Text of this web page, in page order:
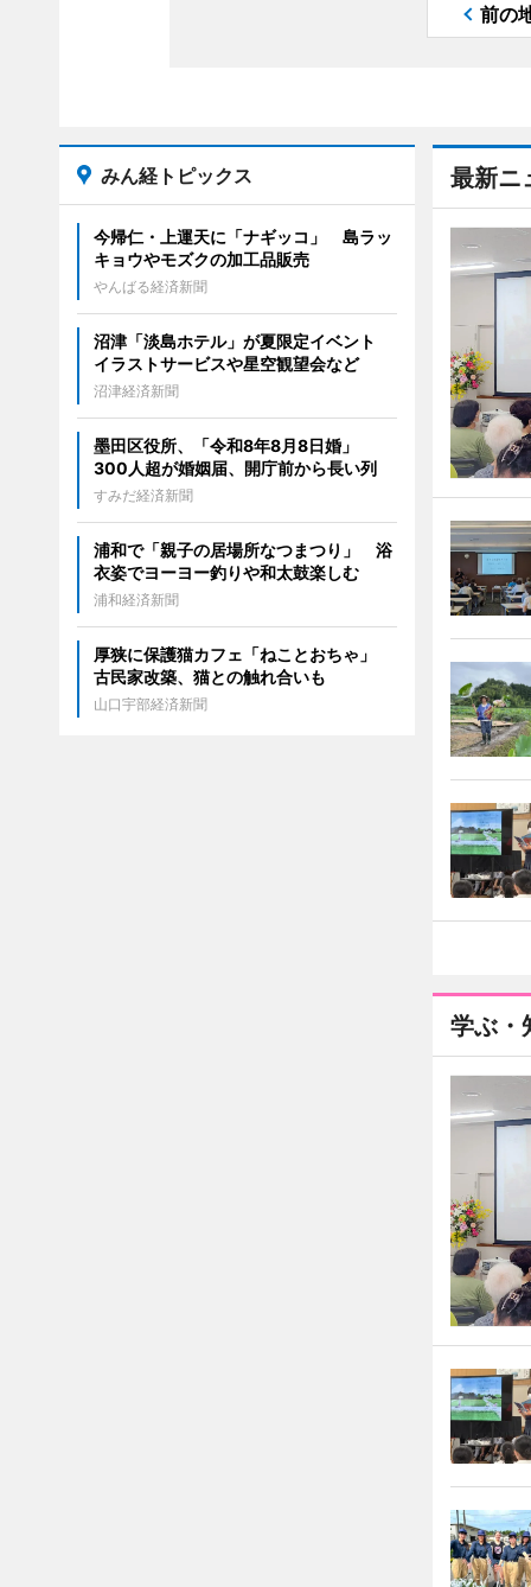
前の
最新ニ
学ぶ・
みん経トピックス
今帰仁・上運天に「ナギッコ」 島ラッ
キョウやモズクの加工品販売
やんばる経済新聞
沼津「淡島ホテル」が夏限定イベント
イラストサービスや星空観望会など
沼津経済新聞
墨田区役所、「令和8年8月8日婚」
300人超が婚姻届、開庁前から長い列
すみだ経済新聞
浦和で「親子の居場所なつまつり」 浴
衣姿でヨーヨー釣りや和太鼓楽しむ
浦和経済新聞
厚狭に保護猫カフェ「ねことおちゃ」
古民家改築、猫との触れ合いも
山口宇部経済新聞